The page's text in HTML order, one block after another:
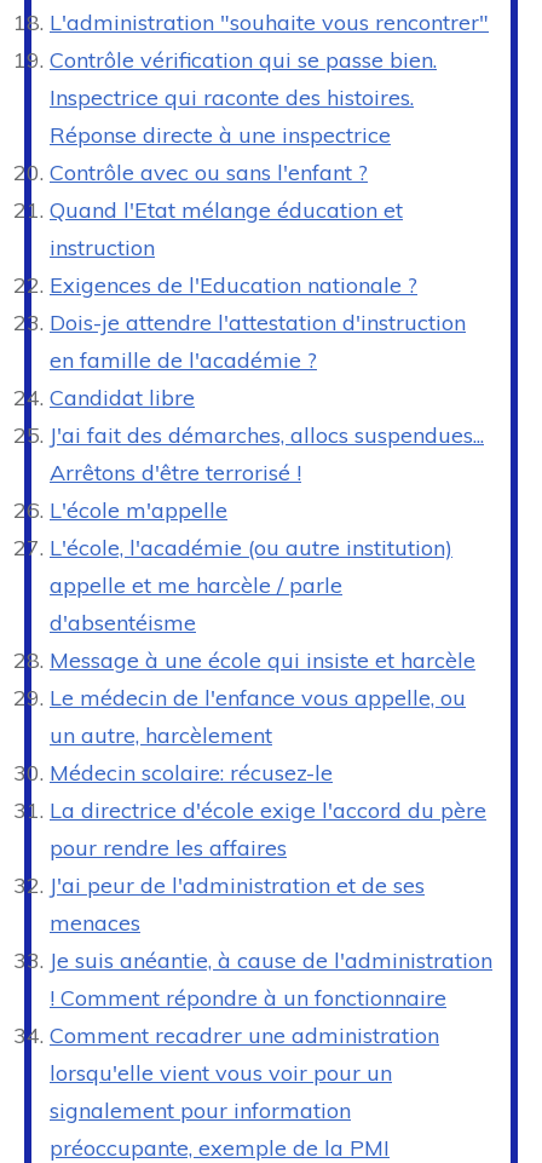
L'administration "souhaite vous rencontrer"
Contrôle vérification qui se passe bien.
Inspectrice qui raconte des histoires.
Réponse directe à une inspectrice
Contrôle avec ou sans l'enfant ?
Quand l'Etat mélange éducation et
instruction
Exigences de l'Education nationale ?
Dois-je attendre l'attestation d'instruction
en famille de l'académie ?
Candidat libre
J'ai fait des démarches, allocs suspendues...
Arrêtons d'être terrorisé !
L'école m'appelle
L'école, l'académie (ou autre institution)
appelle et me harcèle / parle
d'absentéisme
Message à une école qui insiste et harcèle
Le médecin de l'enfance vous appelle, ou
un autre, harcèlement
Médecin scolaire: récusez-le
La directrice d'école exige l'accord du père
pour rendre les affaires
J'ai peur de l'administration et de ses
menaces
Je suis anéantie, à cause de l'administration
! Comment répondre à un fonctionnaire
Comment recadrer une administration
lorsqu'elle vient vous voir pour un
signalement pour information
préoccupante, exemple de la PMI